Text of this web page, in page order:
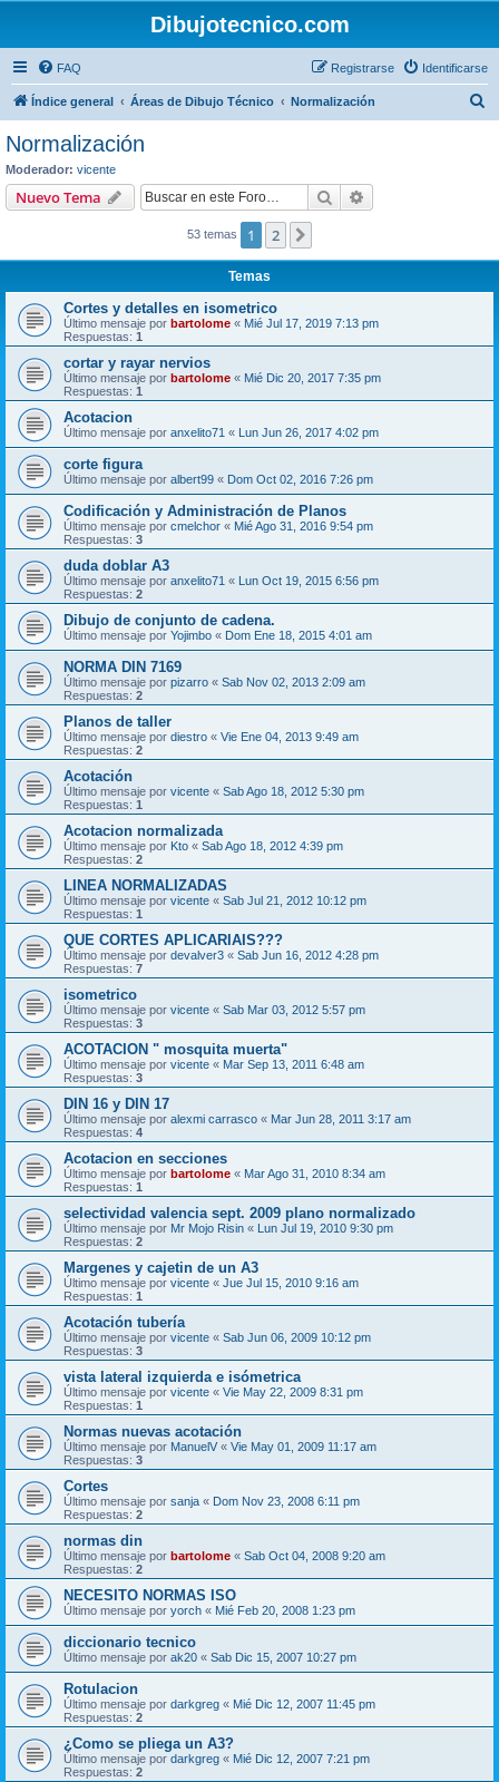
Dibujotecnico.com
FAQ Identificarse
Registrarse
Índice general Áreas de Dibujo Técnico Normalización
Normalización
Moderador: vicente
Nuevo Tema Buscar
53 temas 1 2
Temas
Cortes y detalles en isometrico
Último mensaje por bartolome « Mié Jul 17, 2019 7:13 pm
Respuestas: 1
cortar y rayar nervios
Último mensaje por bartolome « Mié Dic 20, 2017 7:35 pm
Respuestas: 1
Acotacion
Último mensaje por anxelito71 « Lun Jun 26, 2017 4:02 pm
corte figura
Último mensaje por albert99 « Dom Oct 02, 2016 7:26 pm
Codificación y Administración de Planos
Último mensaje por cmelchor « Mié Ago 31, 2016 9:54 pm
Respuestas: 3
duda doblar A3
Último mensaje por anxelito71 « Lun Oct 19, 2015 6:56 pm
Respuestas: 2
Dibujo de conjunto de cadena.
Último mensaje por Yojimbo « Dom Ene 18, 2015 4:01 am
NORMA DIN 7169
Último mensaje por pizarro « Sab Nov 02, 2013 2:09 am
Respuestas: 2
Planos de taller
Último mensaje por diestro « Vie Ene 04, 2013 9:49 am
Respuestas: 2
Acotación
Último mensaje por vicente « Sab Ago 18, 2012 5:30 pm
Respuestas: 1
Acotacion normalizada
Último mensaje por Kto « Sab Ago 18, 2012 4:39 pm
Respuestas: 2
LINEA NORMALIZADAS
Último mensaje por vicente « Sab Jul 21, 2012 10:12 pm
Respuestas: 1
QUE CORTES APLICARIAIS???
Último mensaje por devalver3 « Sab Jun 16, 2012 4:28 pm
Respuestas: 7
isometrico
Último mensaje por vicente « Sab Mar 03, 2012 5:57 pm
Respuestas: 3
ACOTACION " mosquita muerta"
Último mensaje por vicente « Mar Sep 13, 2011 6:48 am
Respuestas: 3
DIN 16 y DIN 17
Último mensaje por alexmi carrasco « Mar Jun 28, 2011 3:17 am
Respuestas: 4
Acotacion en secciones
Último mensaje por bartolome « Mar Ago 31, 2010 8:34 am
Respuestas: 1
selectividad valencia sept. 2009 plano normalizado
Último mensaje por Mr Mojo Risin « Lun Jul 19, 2010 9:30 pm
Respuestas: 2
Margenes y cajetin de un A3
Último mensaje por vicente « Jue Jul 15, 2010 9:16 am
Respuestas: 1
Acotación tubería
Último mensaje por vicente « Sab Jun 06, 2009 10:12 pm
Respuestas: 3
vista lateral izquierda e isómetrica
Último mensaje por vicente « Vie May 22, 2009 8:31 pm
Respuestas: 1
Normas nuevas acotación
Último mensaje por ManuelV « Vie May 01, 2009 11:17 am
Respuestas: 3
Cortes
Último mensaje por sanja « Dom Nov 23, 2008 6:11 pm
Respuestas: 2
normas din
Último mensaje por bartolome « Sab Oct 04, 2008 9:20 am
Respuestas: 2
NECESITO NORMAS ISO
Último mensaje por yorch « Mié Feb 20, 2008 1:23 pm
diccionario tecnico
Último mensaje por ak20 « Sab Dic 15, 2007 10:27 pm
Rotulacion
Último mensaje por darkgreg « Mié Dic 12, 2007 11:45 pm
Respuestas: 2
¿Como se pliega un A3?
Último mensaje por darkgreg « Mié Dic 12, 2007 7:21 pm
Respuestas: 2